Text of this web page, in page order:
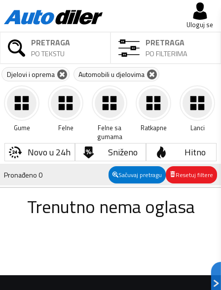
Uloguj se
PRETRAGA
PO TEKSTU
PRETRAGA
PO FILTERIMA
Djelovi i oprema Automobili u djelovima
Gume Felne
Felne sa
gumama
Ratkapne Lanci
Novo u 24h Sniženo Hitno
Pronađeno0 Sačuvaj pretragu Resetuj filtere
Trenutno nema oglasa